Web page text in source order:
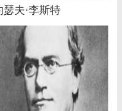
瑟夫·李斯特